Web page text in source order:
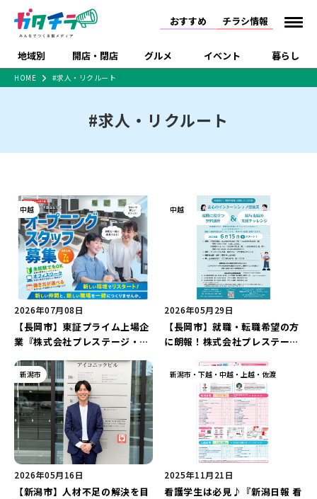
おすすめ チラシ情報
地域別 開店・閉店 グルメ イベント 暮らし
下越
佐渡
新潟市中央区 新潟市東区 新潟市西区
新潟市北区
新潟市南区
新潟市江南区 新潟市秋葉区
新潟市西蒲区
村上・関川
新発田・聖籠
胎内・粟島
三条・加茂・田上
五泉・阿賀野・阿賀
燕・弥彦
長岡・見附
小千谷・十日町・津南
魚沼・南魚沼・湯沢
柏崎・刈羽・出雲崎
上越・妙高・糸魚川
閉店
新潟市・開店
新潟市・閉店
長岡市・開店
長岡市・閉店
上越市・開店
上越市・閉店
ラーメン・開店
ラーメン・閉店
ラーメン 現地レポート
スイーツ ランチ
ご当地グルメ 食べ歩き テイクアウト
季節・期間限定
カフェ
居酒屋・バー 焼肉
パスタ
パン・ベーカリー
タレカツ・豚カツ
デカ盛り・大盛り
旨辛・激辛
定食・町定食 海鮮・鮨
そば・うどん
日本酒・新潟清酒
ワイン・クラフトビール
ケーキ・パフェ
ビアガーデン・暑気払い
忘新年会・歓送迎会
体験・販売 祭り・伝統行事
スポーツ
にいがた酒の陣・新潟
酒月
セミナー・講演会 子ども向け 花火大会
入場無料
住宅展示場
完成見学会 学生スポーツ アルビレックス
施設・ショップ
住宅メーカー・工務
品
習い事・塾 アパレル・雑貨
フィットネス・ジム
観光スポット
温泉・入浴 旅館
水族館
リラクゼーション・整体
スキー場
リユース・買取
病院・クリニック
ラブラ万代・ラブラ2
ビルボードプレイスBP
新潟伊勢丹
ピア万代
リバーサイド千秋
パティオPATIO
特集・まとめ記事
セツコママ ランキング 新潟人
キャンペーン
開店まとめ
閉店まとめ 人気記事まとめ
定食まとめ
ラーメンまとめ
飲食店まとめ
ショッピングモール・
ドラッグストア・ホーム
ファッション 生活サービス
インテリア・雑貨
外食・テイクアウト
新車・中古車・カー用品
旅行・レジャー
家電・携帯電話
冠婚葬祭
習い事・塾 通販・EC イベント
官公庁・自治体
新潟市 チラシ
長岡・見附 チラシ
上越・妙高・糸魚川 チラシ
火曜セール
オープン・リニューアルセール
周年祭・感謝祭セール
年末・初売りセール
HOME #求人・リクルート
#求人・リクルート
中越
2026年07月08日
【長岡市】東証プライム上場企
業『株式会社プレステージ・イ
岡ブランチ』が9月に誕生！7名
限定で「オープニングスタッ
フ」を募集中♪優良企業で“理
想のライフスタイル”を実現し
よう！
中越
2026年05月29日
【長岡市】就職・転職希望の方
に朗報！株式会社プレステー
運営の『安心のインターンシッ
プ型就業(定員6名)』が6月15
日からスタート！
新潟市
2026年05月16日
【新潟市】人材不足の解決を目
新潟市・下越・中越・上越・佐渡
2025年11月21日
看護学生は必見♪『新潟日報 看